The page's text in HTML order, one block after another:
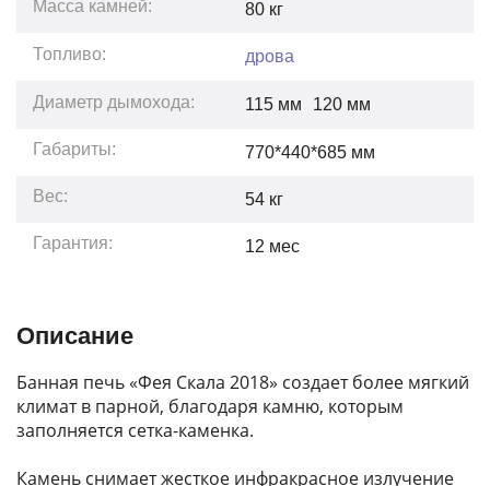
Масса камней: 80 кг
Топливо: дрова
Диаметр дымохода: 115 мм 120 мм
Габариты: 770*440*685 мм
Вес: 54 кг
Гарантия: 12 мес
Описание
Банная печь «Фея Скала 2018» создает более мягкий
климат в парной, благодаря камню, которым
заполняется сетка-каменка.
Камень снимает жесткое инфракрасное излучение